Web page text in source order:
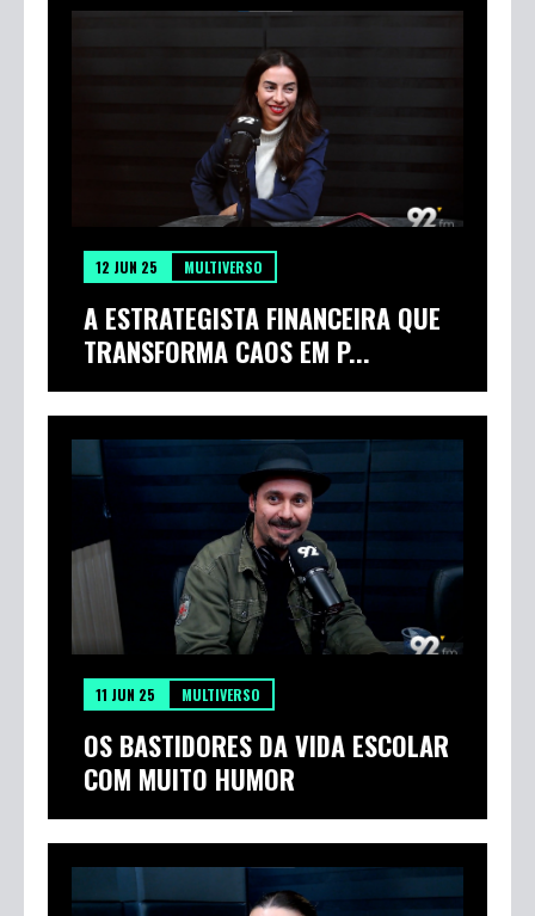
13 JUN 25 MULTIVERSO
ESPECIALISTA DESVENDA PAPEL
DA CULTURA POP NA MODA
12 JUN 25 MULTIVERSO
A ESTRATEGISTA FINANCEIRA QUE
TRANSFORMA CAOS EM P...
11 JUN 25 MULTIVERSO